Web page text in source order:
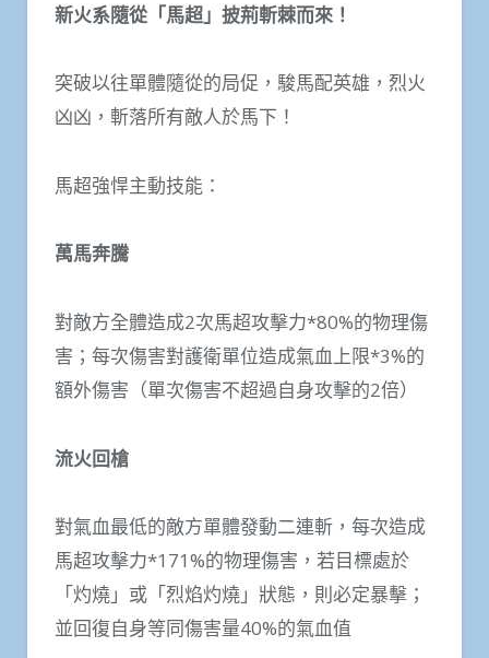
新火系隨從「馬超」披荊斬棘而來！
突破以往單體隨從的局促，駿馬配英雄，烈火
凶凶，斬落所有敵人於馬下！
馬超強悍主動技能：
萬馬奔騰
對敵方全體造成2次馬超攻擊力*80%的物理傷
害；每次傷害對護衛單位造成氣血上限*3%的
額外傷害（單次傷害不超過自身攻擊的2倍）
流火回槍
對氣血最低的敵方單體發動二連斬，每次造成
馬超攻擊力*171%的物理傷害，若目標處於
「灼燒」或「烈焰灼燒」狀態，則必定暴擊；
並回復自身等同傷害量40%的氣血值